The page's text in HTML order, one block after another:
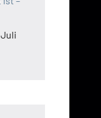
Juli